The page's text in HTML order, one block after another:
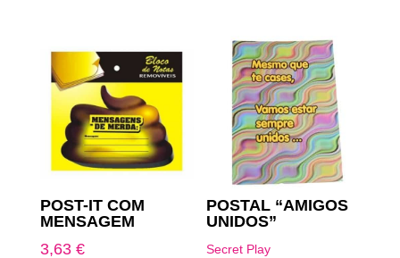
POST-IT COM
MENSAGEM
3,63 €
POSTAL “AMIGOS
UNIDOS”
Secret Play